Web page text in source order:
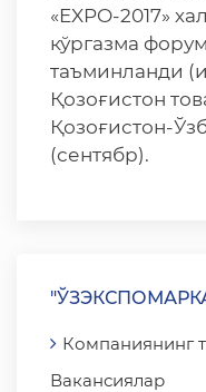
«EXPO-2017»
кўргазма
таъминланди
Қозоғистон
Қозоғистон-
(сентябр).
Компаниянинг
Вакансиялар